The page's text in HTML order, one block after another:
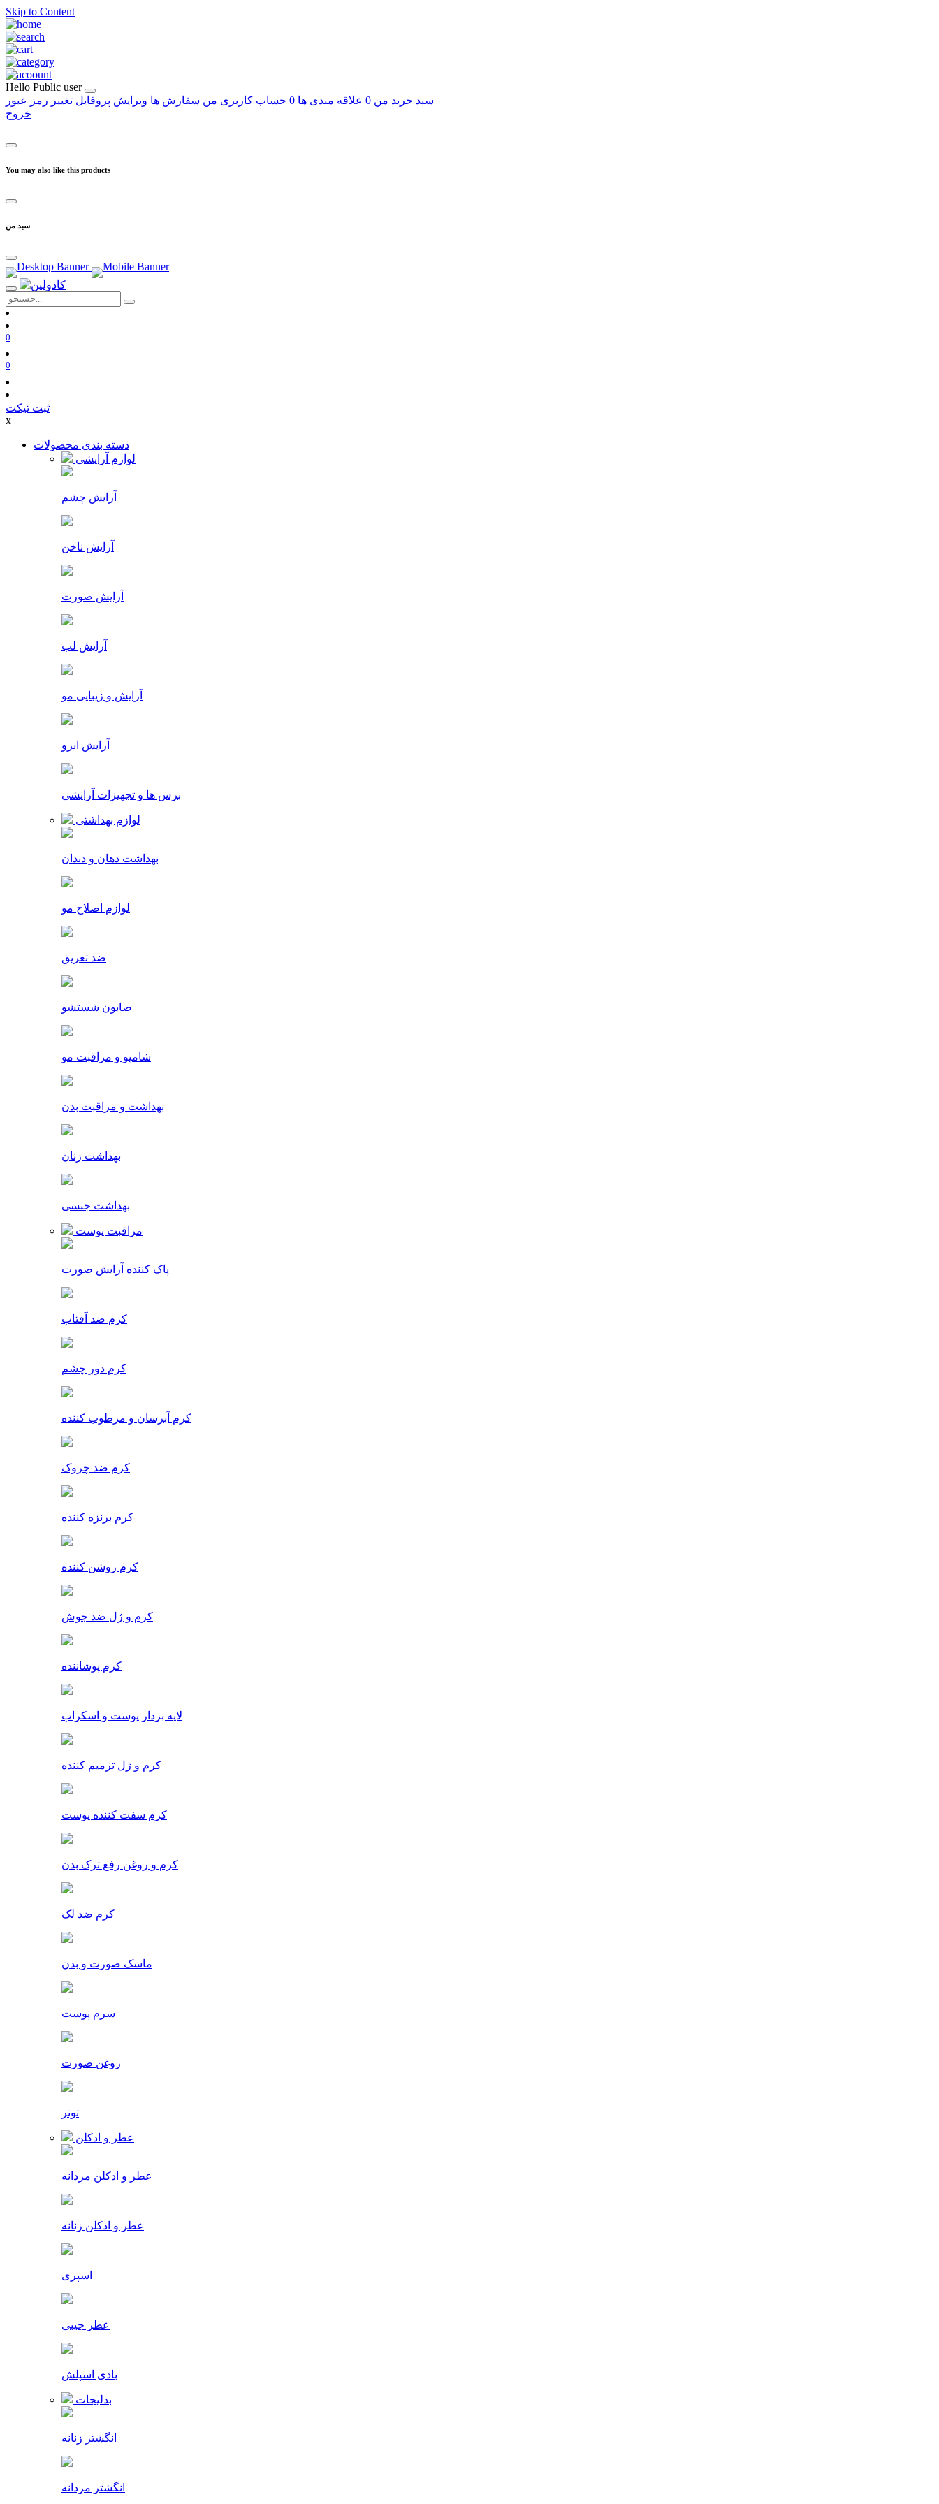
Skip to Content
Hello Public user
سبد خرید من 0 علاقه مندی ها 0 حساب کاربری من سفارش ها ویرایش پروفایل تغییر رمز عبور
خروج
You may also like this products
سبد من
0
0
ثبت تیکت
x
دسته بندی محصولات
لوازم آرایشی
آرایش چشم
آرایش ناخن
آرایش صورت
آرایش لب
آرایش و زیبایی مو
آرایش ابرو
برس ها و تجهیزات آرایشی
لوازم بهداشتی
بهداشت دهان و دندان
لوازم اصلاح مو
ضد تعریق
صابون شستشو
شامپو و مراقبت مو
بهداشت و مراقبت بدن
بهداشت زنان
بهداشت جنسی
مراقبت پوست
پاک کننده آرایش صورت
کرم ضد آفتاب
کرم دور چشم
کرم آبرسان و مرطوب کننده
کرم ضد چروک
کرم برنزه کننده
کرم روشن کننده
کرم و ژل ضد جوش
کرم پوشاننده
لایه بردار پوست و اسکراب
کرم و ژل ترمیم کننده
کرم سفت کننده پوست
کرم و روغن رفع ترک بدن
کرم ضد لک
ماسک صورت و بدن
سرم پوست
روغن صورت
تونر
عطر و ادکلن
عطر و ادکلن مردانه
عطر و ادکلن زنانه
اسپری
عطر جیبی
بادی اسپلش
بدلیجات
انگشتر زنانه
انگشتر مردانه